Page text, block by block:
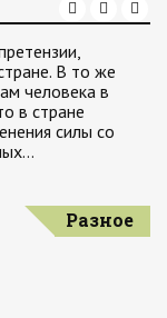
В то же
человека в
в стране
силы со
Разное